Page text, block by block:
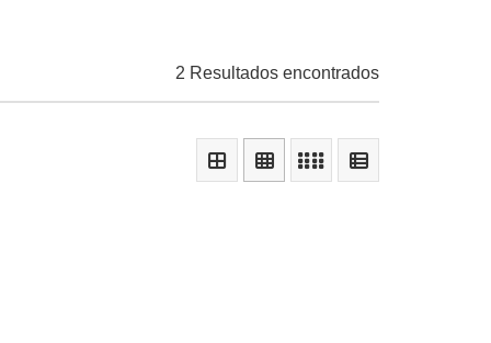
2 Resultados encontrados